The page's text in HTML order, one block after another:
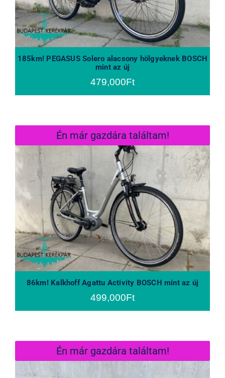
185km! PEGASUS Solero alacsony hölgyeknek BOSCH
mint az új
479,000Ft
Én már gazdára találtam!
86km! Kalkhoff Agattu Activity
BOSCH mint az új
86km! Kalkhoff Agattu Activity BOSCH mint az új
499,000Ft
Én már gazdára találtam!